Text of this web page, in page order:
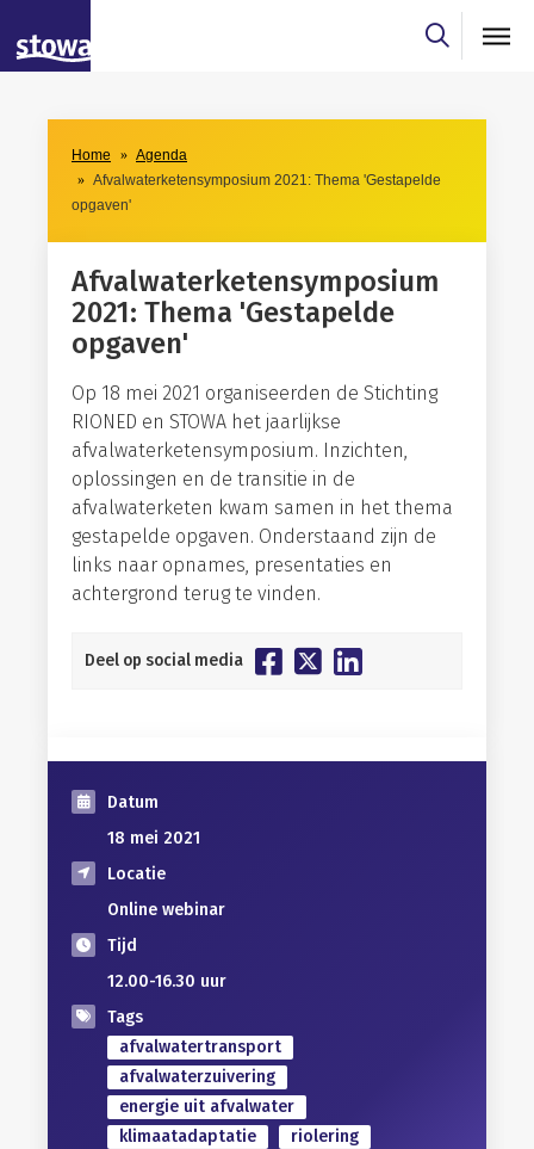
Skip to main content
Skip to main nav
Skip to agendaresultaten filter
Home
Agenda
Afvalwaterketensymposium 2021: Thema 'Gestapelde
opgaven'
Afvalwaterketensymposium
2021: Thema 'Gestapelde
opgaven'
Op 18 mei 2021 organiseerden de Stichting
RIONED en STOWA het jaarlijkse
afvalwaterketensymposium. Inzichten,
oplossingen en de transitie in de
afvalwaterketen kwam samen in het thema
gestapelde opgaven. Onderstaand zijn de
links naar opnames, presentaties en
achtergrond terug te vinden.
Deel op social media
Datum
18 mei 2021
Locatie
Online webinar
Tijd
12.00-16.30 uur
Tags
afvalwatertransport
afvalwaterzuivering
energie uit afvalwater
klimaatadaptatie
riolering